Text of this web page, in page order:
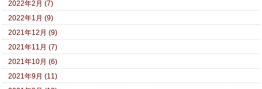
2022年2月 (7)
2022年1月 (9)
2021年12月 (9)
2021年11月 (7)
2021年10月 (6)
2021年9月 (11)